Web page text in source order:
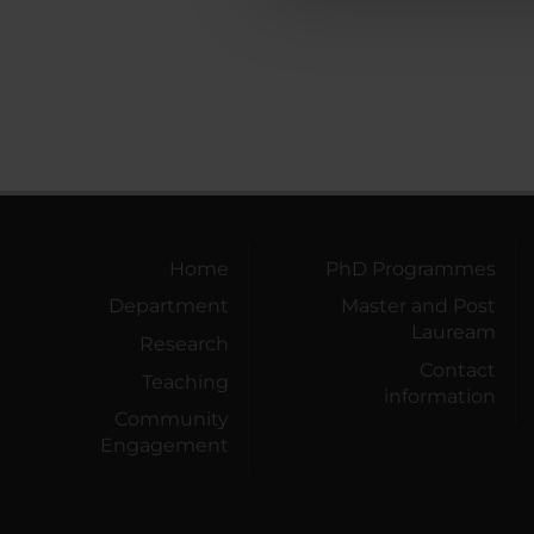
Home
Department
Research
Teaching
Community
Engagement
PhD Programmes
Master and Post
Lauream
Contact
information